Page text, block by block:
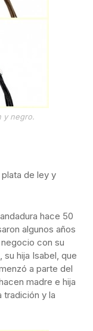
y negro.
de ley y
hace 50
algunos años
con su
hija Isabel, que
a parte del
madre e hija
y la